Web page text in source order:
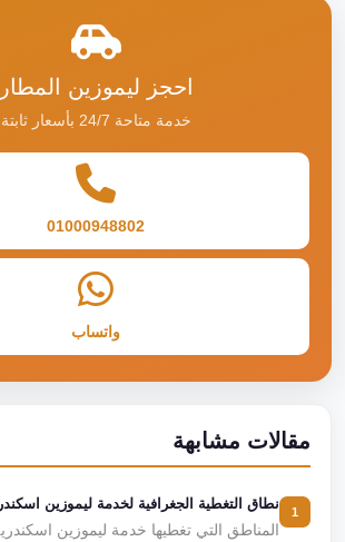
احجز ليموزين المطار
خدمة متاحة 24/7 بأسعار ثابتة
01000948802
واتساب
مقالات مشابهة
نطاق التغطية الجغرافية لخدمة ليموزين اسكندرية
المناطق التي تغطيها خدمة ليموزين اسكندرية